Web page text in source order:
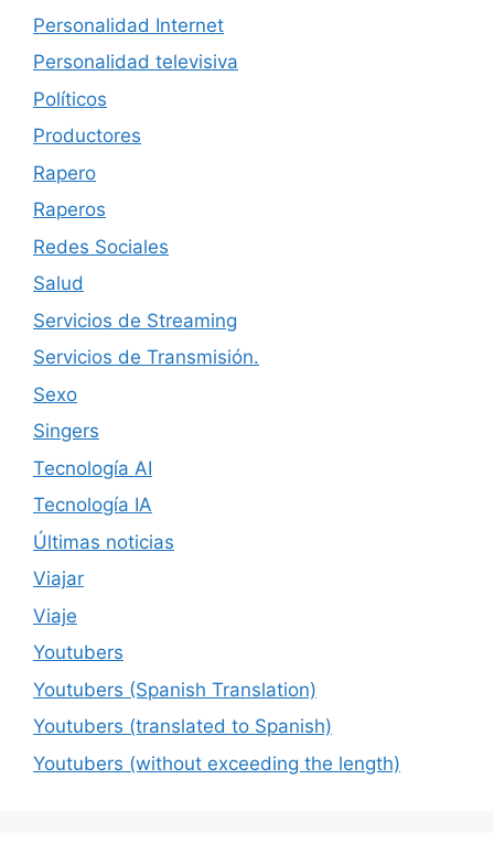
Personalidad Internet
Personalidad televisiva
Políticos
Productores
Rapero
Raperos
Redes Sociales
Salud
Servicios de Streaming
Servicios de Transmisión.
Sexo
Singers
Tecnología AI
Tecnología IA
Últimas noticias
Viajar
Viaje
Youtubers
Youtubers (Spanish Translation)
Youtubers (translated to Spanish)
Youtubers (without exceeding the length)